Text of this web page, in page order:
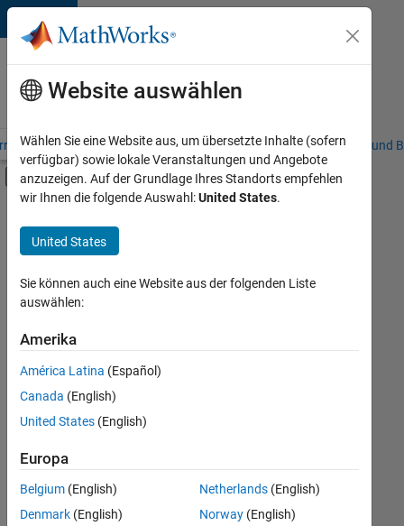
Weiter zum Inhalt
Karriere
bei
MathWorks
– Übersicht Stellensuche Niederlassungen Studierende und
Umschaltung für Off-Canvas-
Hauptinhalt
Information Technology
Commercial Sales
Business Model Team
Büro- und Verwaltungsdienste
+3
Derzeit
es
keine
offenen
Stellen,
Ihren
Suchkriterien
entsprechen.
Website auswählen
Wählen Sie eine Website aus, um übersetzte Inhalte (sofern
verfügbar) sowie lokale Veranstaltungen und Angebote
anzuzeigen. Auf der Grundlage Ihres Standorts empfehlen
wir Ihnen die folgende Auswahl:United States.
United States
Sie können auch eine Website aus der folgenden Liste
auswählen:
Amerika
América Latina (Español)
Canada (English)
United States (English)
Europa
Belgium (English)
Denmark (English)
Netherlands(English)
Norway(English)